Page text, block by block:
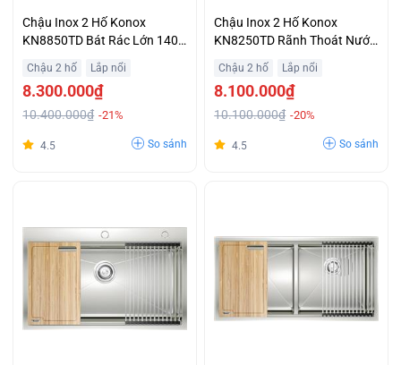
Chậu Inox 2 Hố Konox
KN8850TD Bát Rác Lớn 140
mm, 3 Lớp Lọc Chống Tắc
Trả Góp 0%
Chậu 2 hố Lắp nổi
8.300.000₫
10.400.000₫ -21%
4.5 So sánh
Chậu Inox 2 Hố Konox
KN8250TD Rãnh Thoát Nước
X-line Thoát Nước Hiệu Quả
Ưu Đãi Lớn
Chậu 2 hố Lắp nổi
8.100.000₫
10.100.000₫ -20%
4.5 So sánh